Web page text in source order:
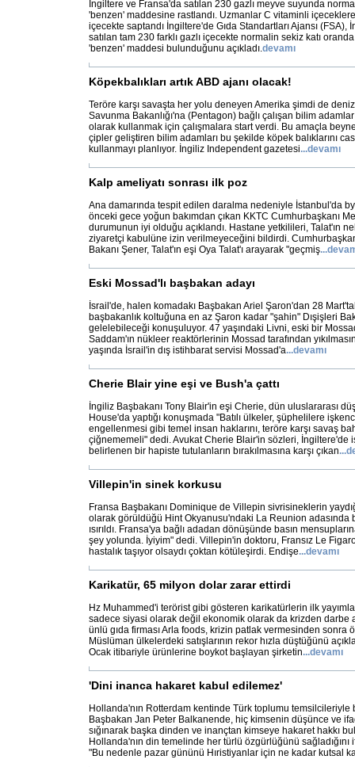
İngiltere ve Fransa'da satılan 230 gazlı meyve suyunda
'benzen' maddesine rastlandı. Uzmanlar C vitaminli içeceklere
içecekte saptandı İngiltere'de Gıda Standartları Ajansı (FSA),
satılan tam 230 farklı gazlı içecekte normalin sekiz katı
'benzen' maddesi bulunduğunu açıkladı.devamı
Köpekbalıkları artık ABD ajanı olacak!
Teröre karşı savaşta her yolu deneyen Amerika şimdi de deniz
Savunma Bakanlığı'na (Pentagon) bağlı çalışan bilim
olarak kullanmak için çalışmalara start verdi. Bu amaçla
çipler geliştiren bilim adamları bu şekilde köpek balıklarını
kullanmayı planlıyor. İngiliz Independent gazetesi...devamı
Kalp ameliyatı sonrası ilk poz
Ana damarında tespit edilen daralma nedeniyle İstanbul'da
önceki gece yoğun bakımdan çıkan KKTC Cumhurbaşkanı
durumunun iyi olduğu açıklandı. Hastane yetkilileri, Talat'ın
ziyaretçi kabulüne izin verilmeyeceğini bildirdi.
Bakanı Şener, Talat'ın eşi Oya Talat'ı arayarak "geçmiş...
Eski Mossad'lı başbakan adayı
İsrail'de, halen komadakı Başbakan Ariel Şaron'dan 28
başbakanlık koltuğuna en az Şaron kadar "şahin" Dışişleri
gelelebileceği konuşuluyor. 47 yaşındaki Livni, eski bir
Saddam'ın nükleer reaktörlerinin Mossad tarafından
yaşında İsrail'in dış istihbarat servisi Mossad'a...devamı
Cherie Blair yine eşi ve Bush'a çattı
İngiliz Başbakanı Tony Blair'in eşi Cherie, dün uluslararası
House'da yaptığı konuşmada "Batılı ülkeler, şüphelilere
engellenmesi gibi temel insan haklarını, teröre karşı savaş
çiğnememeli" dedi. Avukat Cherie Blair'in sözleri, İngiltere'de
belirlenen bir hapiste tutulanların bırakılmasına karşı çıkan...
Villepin'in sinek korkusu
Fransa Başbakanı Dominique de Villepin sivrisineklerin
olarak görüldüğü Hint Okyanusu'ndaki La Reunion adasında
ısırıldı. Fransa'ya bağlı adadan dönüşünde basın
şey yolunda. İyiyim" dedi. Villepin'in doktoru, Fransız Le
hastalık taşıyor olsaydı çoktan kötüleşirdi. Endişe...devamı
Karikatür, 65 milyon dolar zarar ettirdi
Hz Muhammed'i terörist gibi gösteren karikatürlerin ilk
sadece siyasi olarak değil ekonomik olarak da krizden darbe
ünlü gıda firması Arla foods, krizin patlak vermesinden sonra
Müslüman ülkelerdeki satışlarının rekor hızla düştüğünü
Ocak itibariyle ürünlerine boykot başlayan şirketin...devamı
'Dini inanca hakaret kabul edilemez'
Hollanda'nın Rotterdam kentinde Türk toplumu temsilcileriyle
Başbakan Jan Peter Balkanende, hiç kimsenin düşünce ve
sığınarak başka dinden ve inançtan kimseye hakaret hakkı
Hollanda'nın din temelinde her türlü özgürlüğünü
"Bu nedenle pazar gününü Hıristiyanlar için ne kadar kutsal